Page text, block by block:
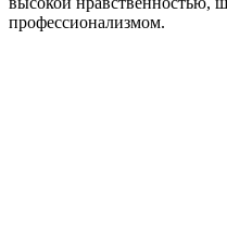
профессионализмом.